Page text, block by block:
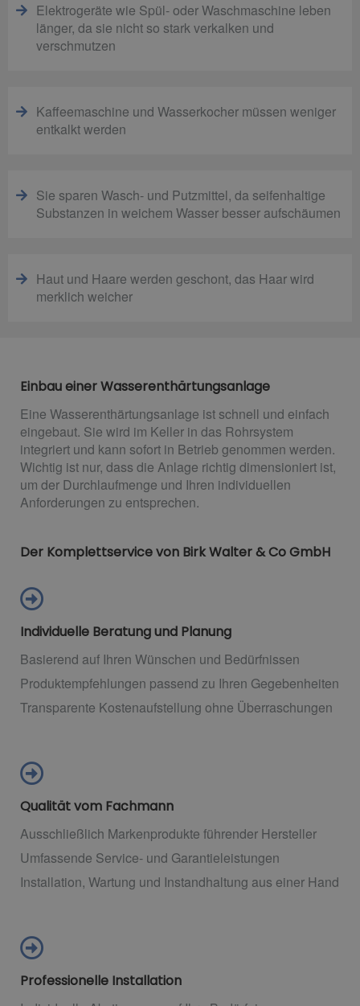
Elektrogeräte wie Spül- oder Waschmaschine leben
länger, da sie nicht so stark verkalken und
verschmutzen
Kaffeemaschine und Wasserkocher müssen weniger
entkalkt werden
Sie sparen Wasch- und Putzmittel, da seifenhaltige
Substanzen in weichem Wasser besser aufschäumen
Haut und Haare werden geschont, das Haar wird
merklich weicher
Einbau einer Wasserenthärtungsanlage
Eine Wasserenthärtungsanlage ist schnell und einfach
eingebaut. Sie wird im Keller in das Rohrsystem
integriert und kann sofort in Betrieb genommen werden.
Wichtig ist nur, dass die Anlage richtig dimensioniert ist,
um der Durchlaufmenge und Ihren individuellen
Anforderungen zu entsprechen.
Der Komplettservice von Birk Walter & Co GmbH
Individuelle Beratung und Planung
Basierend auf Ihren Wünschen und Bedürfnissen
Produktempfehlungen passend zu Ihren Gegebenheiten
Transparente Kostenaufstellung ohne Überraschungen
Qualität vom Fachmann
Ausschließlich Markenprodukte führender Hersteller
Umfassende Service- und Garantieleistungen
Installation, Wartung und Instandhaltung aus einer Hand
Professionelle Installation